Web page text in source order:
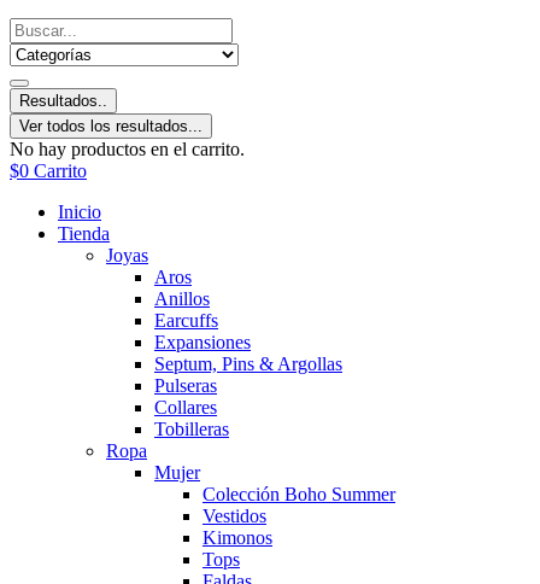
Resultados..
Ver todos los resultados...
No hay productos en el carrito.
$0 Carrito
Inicio
Tienda
Joyas
Aros
Anillos
Earcuffs
Expansiones
Septum, Pins & Argollas
Pulseras
Collares
Tobilleras
Ropa
Mujer
Colección Boho Summer
Vestidos
Kimonos
Tops